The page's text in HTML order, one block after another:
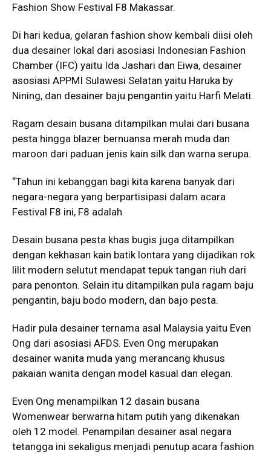
Fashion Show Festival F8 Makassar.
Di hari kedua, gelaran fashion show kembali diisi oleh
dua desainer lokal dari asosiasi Indonesian Fashion
Chamber (IFC) yaitu Ida Jashari dan Eiwa, desainer
asosiasi APPMI Sulawesi Selatan yaitu Haruka by
Nining, dan desainer baju pengantin yaitu Harfi Melati.
Ragam desain busana ditampilkan mulai dari busana
pesta hingga blazer bernuansa merah muda dan
maroon dari paduan jenis kain silk dan warna serupa.
“Tahun ini kebanggan bagi kita karena banyak dari
negara-negara yang berpartisipasi dalam acara
Festival F8 ini, F8 adalah
Desain busana pesta khas bugis juga ditampilkan
dengan kekhasan kain batik lontara yang dijadikan rok
lilit modern selutut mendapat tepuk tangan riuh dari
para penonton. Selain itu ditampilkan pula ragam baju
pengantin, baju bodo modern, dan bajo pesta.
Hadir pula desainer ternama asal Malaysia yaitu Even
Ong dari asosiasi AFDS. Even Ong merupakan
desainer wanita muda yang merancang khusus
pakaian wanita dengan model kasual dan elegan.
Even Ong menampilkan 12 dasain busana
Womenwear berwarna hitam putih yang dikenakan
oleh 12 model. Penampilan desainer asal negara
tetangga ini sekaligus menjadi penutup acara fashion